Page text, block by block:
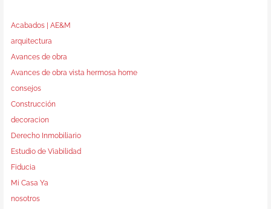
Acabados | AE&M
arquitectura
Avances de obra
Avances de obra vista hermosa home
consejos
Construcción
decoracion
Derecho Inmobiliario
Estudio de Viabilidad
Fiducia
Mi Casa Ya
nosotros